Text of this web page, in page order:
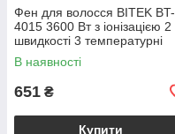
Фен для волосся BITEK BT-
4015 3600 Вт з іонізацією 2
швидкості 3 температурні
режими та холодним
обдувом
В наявності
651 ₴
Купити